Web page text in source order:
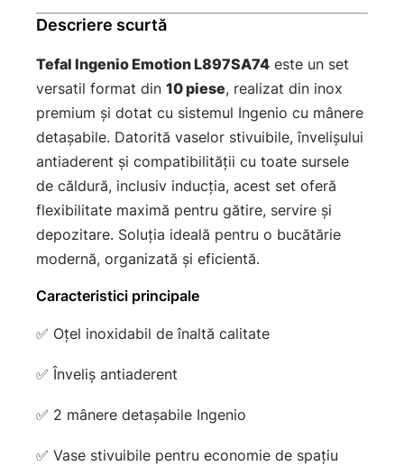
Descriere scurtă
Tefal Ingenio Emotion L897SA74 este un set
versatil format din 10 piese, realizat din inox
premium și dotat cu sistemul Ingenio cu mânere
detașabile. Datorită vaselor stivuibile, învelișului
antiaderent și compatibilității cu toate sursele
de căldură, inclusiv inducția, acest set oferă
flexibilitate maximă pentru gătire, servire și
depozitare. Soluția ideală pentru o bucătărie
modernă, organizată și eficientă.
Caracteristici principale
✅ Oțel inoxidabil de înaltă calitate
✅ Înveliș antiaderent
✅ 2 mânere detașabile Ingenio
✅ Vase stivuibile pentru economie de spațiu